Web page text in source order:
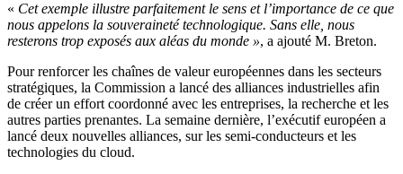
« Cet exemple illustre parfaitement le sens et l’importance de ce que
nous appelons la souveraineté technologique. Sans elle, nous
resterons trop exposés aux aléas du monde », a ajouté M. Breton.
Pour renforcer les chaînes de valeur européennes dans les secteurs
stratégiques, la Commission a lancé des alliances industrielles afin
de créer un effort coordonné avec les entreprises, la recherche et les
autres parties prenantes. La semaine dernière, l’exécutif européen a
lancé deux nouvelles alliances, sur les semi-conducteurs et les
technologies du cloud.